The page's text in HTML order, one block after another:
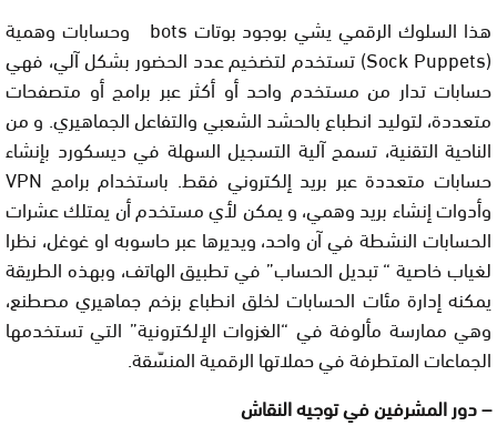
هذا السلوك الرقمي يشي بوجود بوتات bots وحسابات وهمية
(Sock Puppets) تستخدم لتضخيم عدد الحضور بشكل آلي، فهي
حسابات تدار من مستخدم واحد أو أكثر عبر برامج أو متصفحات
متعددة، لتوليد انطباع بالحشد الشعبي والتفاعل الجماهيري. و من
الناحية التقنية، تسمح آلية التسجيل السهلة في ديسكورد بإنشاء
حسابات متعددة عبر بريد إلكتروني فقط. باستخدام برامج VPN
وأدوات إنشاء بريد وهمي، و يمكن لأي مستخدم أن يمتلك عشرات
الحسابات النشطة في آن واحد، ويديرها عبر حاسوبه او غوغل، نظرا
لغياب خاصية “ تبديل الحساب” في تطبيق الهاتف، وبهذه الطريقة
يمكنه إدارة مئات الحسابات لخلق انطباع بزخم جماهيري مصطنع،
وهي ممارسة مألوفة في “الغزوات الإلكترونية” التي تستخدمها
الجماعات المتطرفة في حملاتها الرقمية المنسّقة.
– دور المشرفين في توجيه النقاش